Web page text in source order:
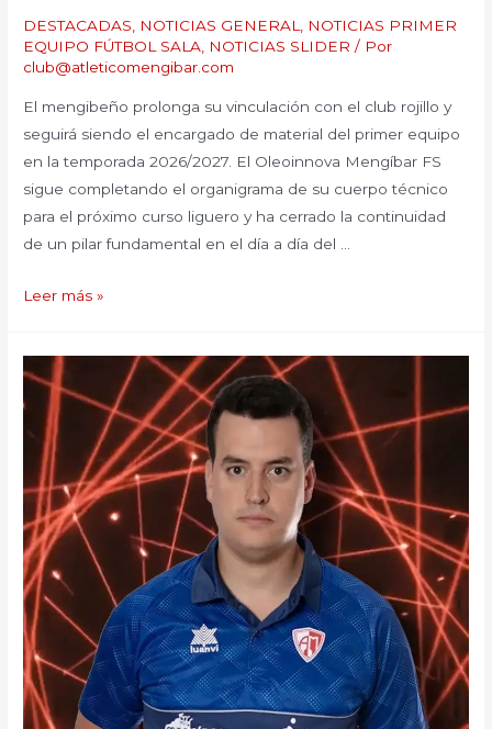
DESTACADAS, NOTICIAS GENERAL, NOTICIAS PRIMER
EQUIPO FÚTBOL SALA, NOTICIAS SLIDER / Por
club@atleticomengibar.com
El mengibeño prolonga su vinculación con el club rojillo y
seguirá siendo el encargado de material del primer equipo
en la temporada 2026/2027. El Oleoinnova Mengíbar FS
sigue completando el organigrama de su cuerpo técnico
para el próximo curso liguero y ha cerrado la continuidad
de un pilar fundamental en el día a día del …
Leer más »